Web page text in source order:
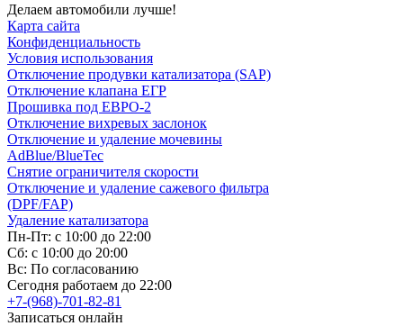
Делаем автомобили лучше!
Карта сайта
Конфиденциальность
Условия использования
Отключение продувки катализатора (SAP)
Отключение клапана ЕГР
Прошивка под ЕВРО-2
Отключение вихревых заслонок
Отключение и удаление мочевины
AdBlue/BlueTec
Снятие ограничителя скорости
Отключение и удаление сажевого фильтра
(DPF/FAP)
Удаление катализатора
Пн-Пт: с 10:00 до 22:00
Сб: с 10:00 до 20:00
Вс: По согласованию
Сегодня работаем до 22:00
+7-(968)-701-82-81
Записаться онлайн